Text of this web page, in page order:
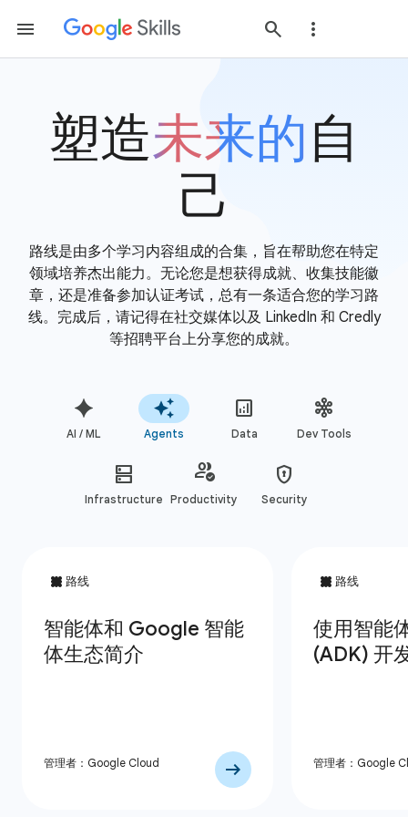
塑造未来的自
己
路线是由多个学习内容组成的合集，旨在帮助您在特定
领域培养杰出能力。无论您是想获得成就、收集技能徽
章，还是准备参加认证考试，总有一条适合您的学习路
线。完成后，请记得在社交媒体以及 LinkedIn 和 Credly
等招聘平台上分享您的成就。
AI / ML Agents Data Dev Tools
Infrastructure Productivity Security
管理者：Google Cloud 管理者：Google